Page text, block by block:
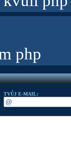
php
TVŮJ E-MAIL: